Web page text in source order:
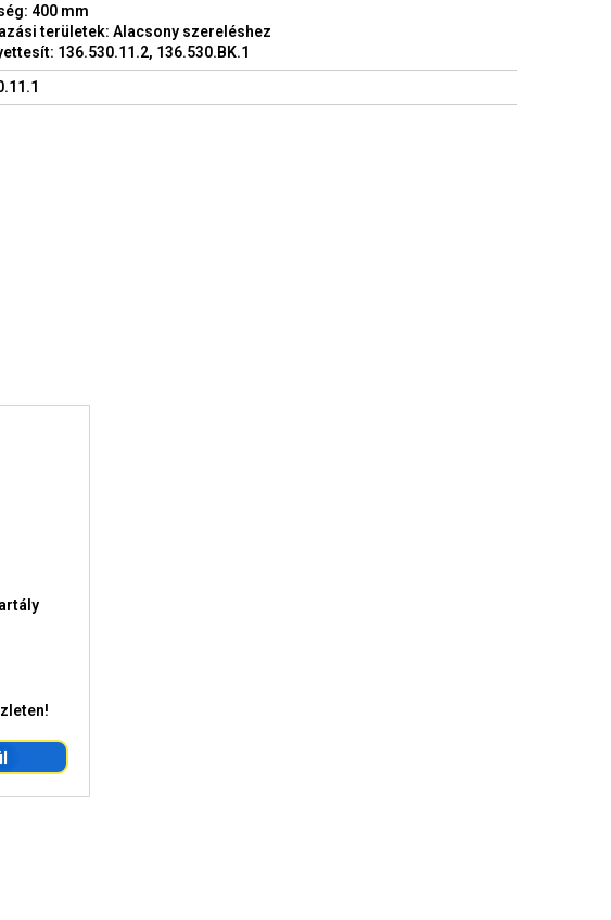
400 mm
területek: Alacsony szereléshez
136.530.11.2, 136.530.BK.1